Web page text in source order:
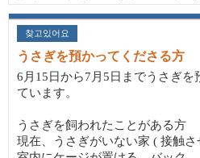
찾고있어요
うさぎを預かってくださる方
6月15日から7月5日までうさぎを
ています。
うさぎを飼われたことがある方
現在、うさぎがいない家 ( 接触さ